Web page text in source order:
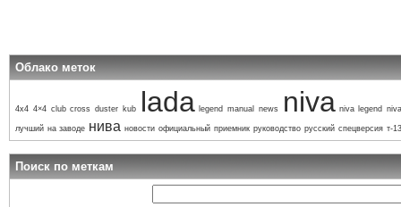
Облако меток
4x4 4×4 club cross duster kub lada legend manual news niva niva legend
лучший на заводе нива новости официальный приемник руководство русский спецверсия т-
Поиск по меткам